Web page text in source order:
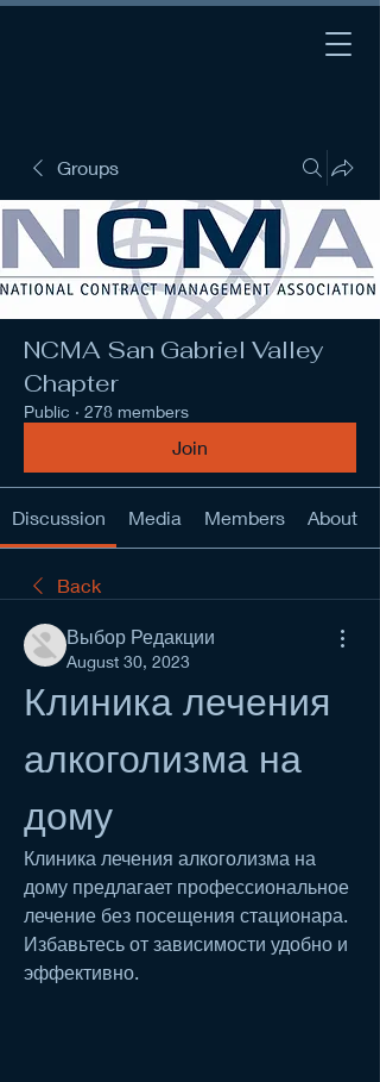
Groups
NCMA San Gabriel Valley
Chapter
Public · 278 members
Join
Discussion Media Members About
Back
Выбор Редакции
August 30, 2023
Клиника лечения
алкоголизма на
дому
Клиника лечения алкоголизма на
дому предлагает профессиональное
лечение без посещения стационара.
Избавьтесь от зависимости удобно и
эффективно.